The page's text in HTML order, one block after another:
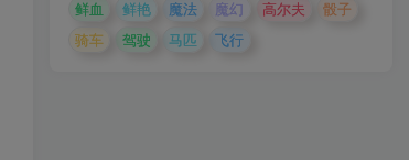
鲜血
鲜艳 魔法 魔幻 高尔夫
骰子
骑车
驾驶 马匹 飞行